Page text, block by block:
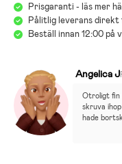
Prisgaranti - läs mer
Pålitlig leverans
Beställ innan 12:00 på
Angelica J
Otroligt fin
skruva
hade